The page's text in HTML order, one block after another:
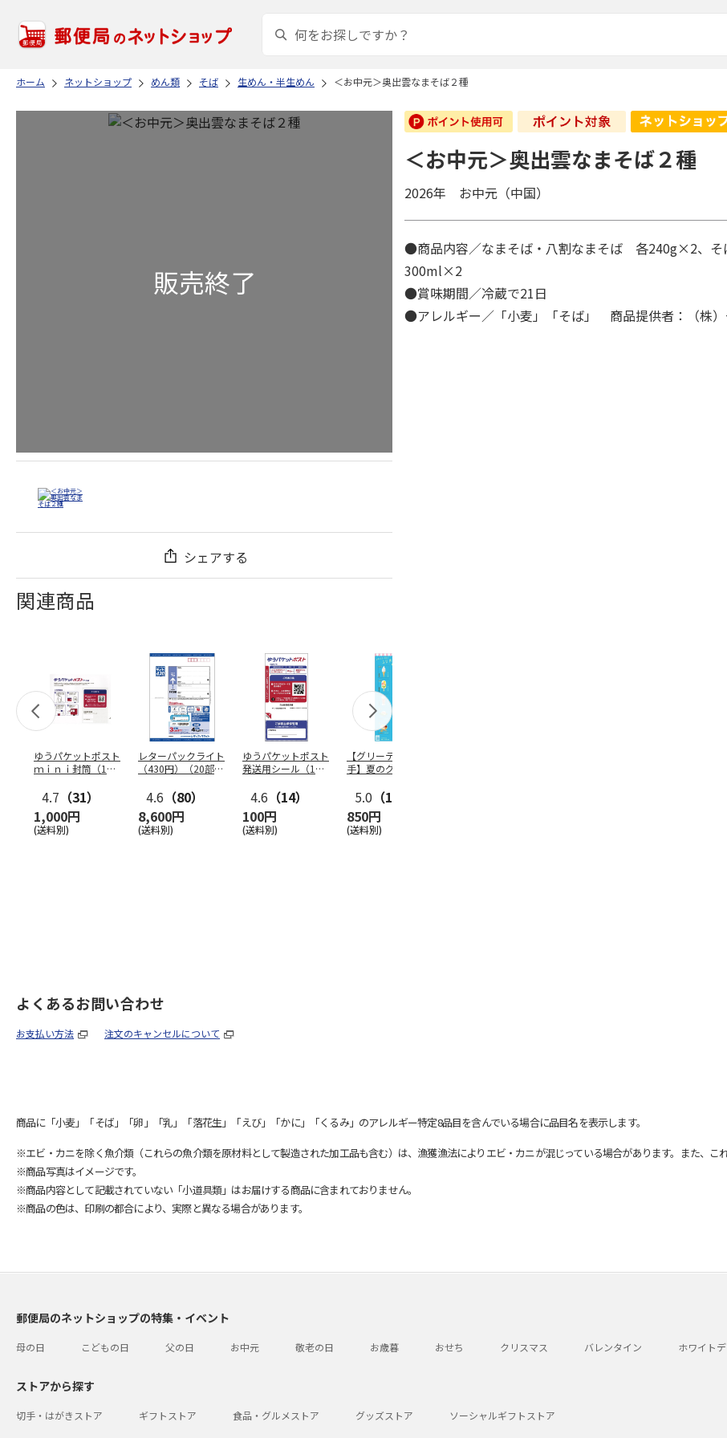
ホーム ネットショップ めん類 そば 生めん・半生めん ＜お中元＞奥出雲なまそば２種
シェアする
関連商品
ゆうパケットポスト
ｍｉｎｉ封筒（1個
4.7 （31）
1,000円
(送料別)
レターパックライト
（430円）（20部セ
4.6 （80）
8,600円
(送料別)
ゆうパケットポスト
発送用シール（1個
4.6 （14）
100円
(送料別)
【グリーティング切
手】夏のグリーティ
5.0 （10）
850円
(送料別)
＜お中元＞奥出雲なまそば２種
2026年 お中元（中国）
●商品内容／なまそば・八割なまそば 各240g×2、そ
300ml×2
●賞味期間／冷蔵で21日
●アレルギー／「小麦」「そば」 商品提供者：（株
よくあるお問い合わせ
お支払い方法 注文のキャンセルについて
商品に「小麦」「そば」「卵」「乳」「落花生」「えび」「かに」「くるみ」のアレルギー特定8品目を含んでいる場合に品目名を表示します。
※エビ・カニを除く魚介類（これらの魚介類を原材料として製造された加工品も含む）は、漁獲漁法によりエビ・カニが混じっている場合があります。また、こ
※商品写真はイメージです。
※商品内容として記載されていない「小道具類」はお届けする商品に含まれておりません。
※商品の色は、印刷の都合により、実際と異なる場合があります。
郵便局のネットショップの特集・イベント
母の日 こどもの日 父の日 お中元 敬老の日 お歳暮 おせち クリスマス バレンタイン ホワイト
ストアから探す
切手・はがきストア ギフトストア 食品・グルメストア グッズストア ソーシャルギフトストア